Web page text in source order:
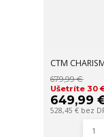
CTM
679,99 €
Ušetríte 30
649,99
528,45 € bez